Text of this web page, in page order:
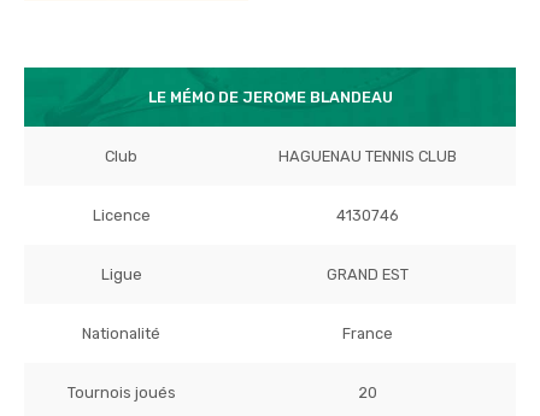
LE MÉMO DE JEROME BLANDEAU
Club HAGUENAU TENNIS CLUB
Licence 4130746
Ligue GRAND EST
Nationalité France
Tournois joués 20